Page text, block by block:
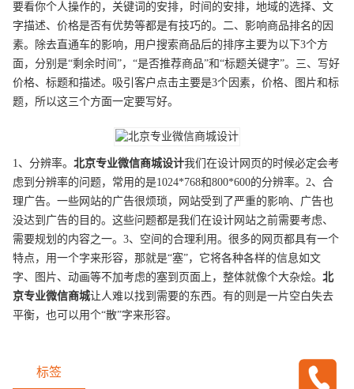
要看你个人操作的，关键词的安排，时间的安排，地域的选择、文
字描述、价格是否有优势等都是有技巧的。二、影响商品排名的因
素。除去直通车的影响，用户搜索商品后的排序主要为以下3个方
面，分别是“剩余时间”，“是否推荐商品”和“标题关键字”。三、写好
价格、标题和描述。吸引客户点击主要是3个因素，价格、图片和标
题，所以这三个方面一定要写好。
1、分辨率。 北京专业微信商城设计我们在设计网页的时候必定会考
虑到分辨率的问题，常用的是1024*768和800*600的分辨率。2、合
理广告。一些网站的广告很烦琐，网站受到了严重的影响、广告也
没达到广告的目的。这些问题都是我们在设计网站之前需要考虑、
需要规划的内容之一。3、空间的合理利用。很多的网页都具有一个
特点，用一个字来形容，那就是“塞”，它将各种各样的信息如文
字、图片、动画等不加考虑的塞到页面上，整体就像个大杂烩。 北
京专业微信商城让人难以找到需要的东西。有的则是一片空白失去
平衡，也可以用个“散”字来形容。
标签